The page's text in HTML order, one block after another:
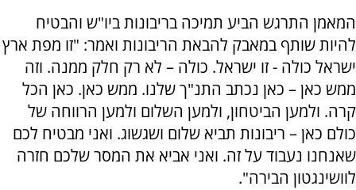
המאמן התרגש הביע תמיכה בריבונות ביו"ש והבטיח
להיות שותף במאבק להבאת הריבונות ואמר: "זו מפת ארץ
ישראל כולה - זו ישראל. כולה – לא רק חלק ממנה. וזה
ממש כאן – כאן נכתב התנ"ך שלנו. ממש כאן. כאן הכל
קרה. ולמען הביטחון, ולמען השלום ולמען הרווחה של
כולם כאן – ריבונות תביא שלום ושגשוג. ואני מבטיח לכם
שאנחנו נעבוד על זה. ואני אביא את המסר שלכם חזרה
לוושינגטון הבירה".